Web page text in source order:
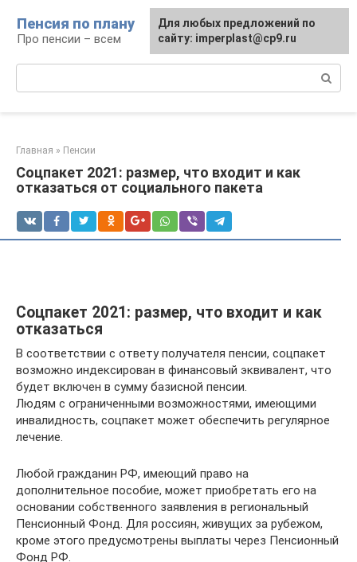
контенту
Пенсия по плану
Про пенсии – всем
Главная » Пенсии
Соцпакет 2021: размер, что входит и как
отказаться от социального пакета
Соцпакет 2021: размер, что входит и как
отказаться
В соответствии с ответу получателя пенсии, соцпакет
возможно индексирован в финансовый эквивалент, что
будет включен в сумму базисной пенсии.
Людям с ограниченными возможностями, имеющими
инвалидность, соцпакет может обеспечить регулярное
лечение.
Любой гражданин РФ, имеющий право на
дополнительное пособие, может приобретать его на
основании собственного заявления в региональный
Пенсионный Фонд. Для россиян, живущих за рубежом,
кроме этого предусмотрены выплаты через Пенсионный
Фонд РФ.
Для любых предложений по
сайту: imperplast@cp9.ru